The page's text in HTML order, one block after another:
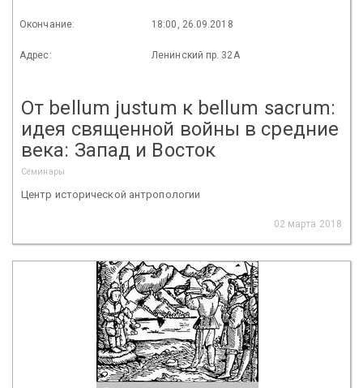
Окончание: 18:00, 26.09.2018
Адрес: Ленинский пр. 32А
От bellum justum к bellum sacrum:
идея священной войны в средние
века: Запад и Восток
Семинары
Центр исторической антропологии
02 марта 2018